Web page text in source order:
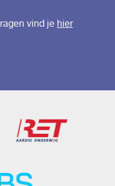
vind je hier